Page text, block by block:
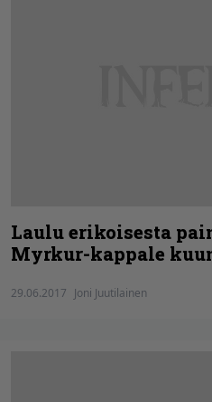
Laulu erikoisesta
Myrkur-kappale
29.06.2017 Joni Juutilainen